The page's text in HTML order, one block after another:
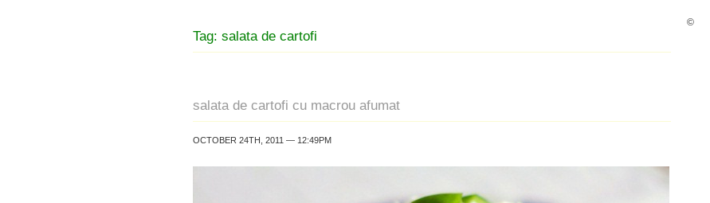
Tag: salata de cartofi
salata de cartofi cu macrou afumat
OCTOBER 24TH, 2011 — 12:49PM
©